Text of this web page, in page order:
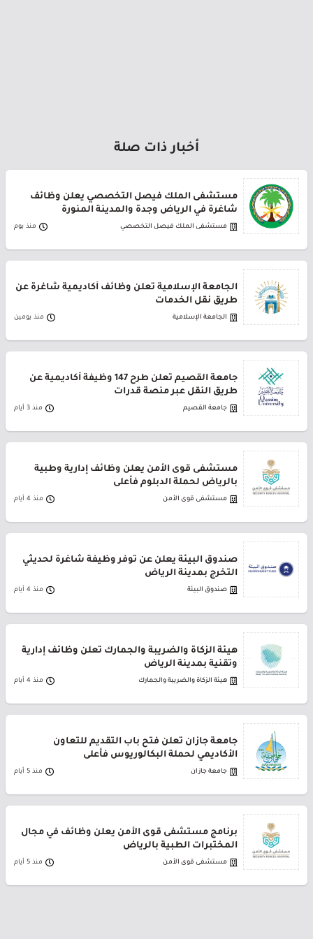
أخبار ذات صلة
مستشفى الملك فيصل التخصصي يعلن وظائف
شاغرة في الرياض وجدة والمدينة المنورة
مستشفى الملك فيصل التخصصي منذ يوم
الجامعة الإسلامية تعلن وظائف أكاديمية شاغرة عن
طريق نقل الخدمات
الجامعة الإسلامية منذ يومين
جامعة القصيم تعلن طرح 147 وظيفة أكاديمية عن
طريق النقل عبر منصة قدرات
جامعة القصيم منذ 3 أيام
مستشفى قوى الأمن يعلن وظائف إدارية وطبية
بالرياض لحملة الدبلوم فأعلى
مستشفى قوى الأمن منذ 4 أيام
صندوق البيئة يعلن عن توفر وظيفة شاغرة لحديثي
التخرج بمدينة الرياض
صندوق البيئة منذ 4 أيام
هيئة الزكاة والضريبة والجمارك تعلن وظائف إدارية
وتقنية بمدينة الرياض
هيئة الزكاة والضريبة والجمارك منذ 4 أيام
جامعة جازان تعلن فتح باب التقديم للتعاون
الأكاديمي لحملة البكالوريوس فأعلى
جامعة جازان منذ 5 أيام
برنامج مستشفى قوى الأمن يعلن وظائف في مجال
المختبرات الطبية بالرياض
مستشفى قوى الأمن منذ 5 أيام